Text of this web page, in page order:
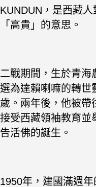
KUNDUN，是西藏
「高貴」的意思。
二戰期間，生於青海
選為達賴喇嘛的轉世
歲。兩年後，他被帶
接受西藏領袖教育並
告活佛的誕生。
1950年，建國滿週